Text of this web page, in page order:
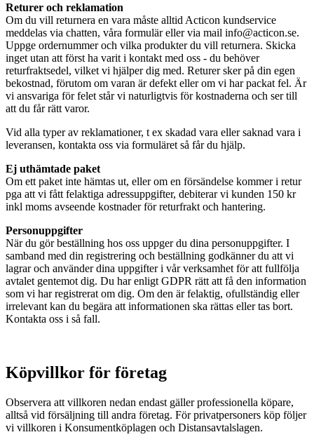
Returer och reklamation
Om du vill returnera en vara måste alltid Acticon kundservice
meddelas via chatten, våra formulär eller via mail info@acticon.se.
Uppge ordernummer och vilka produkter du vill returnera. Skicka
inget utan att först ha varit i kontakt med oss - du behöver
returfraktsedel, vilket vi hjälper dig med. Returer sker på din egen
bekostnad, förutom om varan är defekt eller om vi har packat fel. Är
vi ansvariga för felet står vi naturligtvis för kostnaderna och ser till
att du får rätt varor.
Vid alla typer av reklamationer, t ex skadad vara eller saknad vara i
leveransen, kontakta oss via formuläret så får du hjälp.
Ej uthämtade paket
Om ett paket inte hämtas ut, eller om en försändelse kommer i retur
pga att vi fått felaktiga adressuppgifter, debiterar vi kunden 150 kr
inkl moms avseende kostnader för returfrakt och hantering.
Personuppgifter
När du gör beställning hos oss uppger du dina personuppgifter. I
samband med din registrering och beställning godkänner du att vi
lagrar och använder dina uppgifter i vår verksamhet för att fullfölja
avtalet gentemot dig. Du har enligt GDPR rätt att få den information
som vi har registrerat om dig. Om den är felaktig, ofullständig eller
irrelevant kan du begära att informationen ska rättas eller tas bort.
Kontakta oss i så fall.
Köpvillkor för företag
Observera att villkoren nedan endast gäller professionella köpare,
alltså vid försäljning till andra företag. För privatpersoners köp följer
vi villkoren i Konsumentköplagen och Distansavtalslagen.